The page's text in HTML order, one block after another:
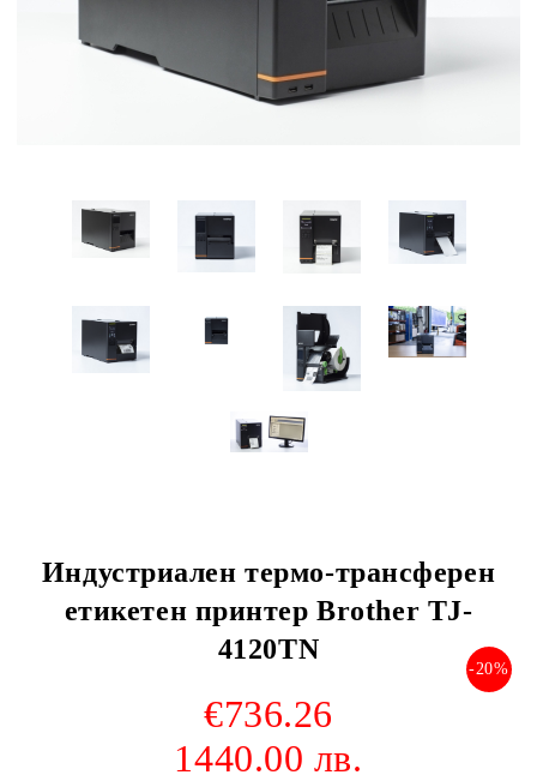
Индустриален термо-трансферен
етикетен принтер Brother TJ-
4120TN
-20%
€736.26
1440.00 лв.